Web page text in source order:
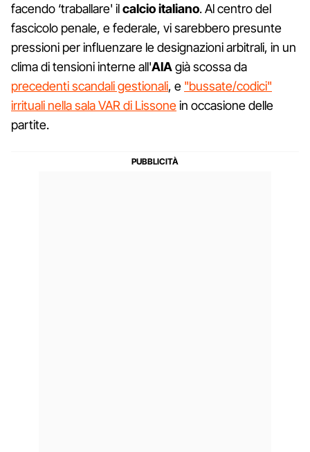
facendo ‘traballare' ilcalcio italiano. Al centro del
fascicolo penale, e federale, vi sarebbero presunte
pressioni per influenzare le designazioni arbitrali, in un
clima di tensioni interne all'AIAgià scossa da
precedenti scandali gestionali, e "bussate/codici"
irrituali nella sala VAR di Lissonein occasione delle
partite.